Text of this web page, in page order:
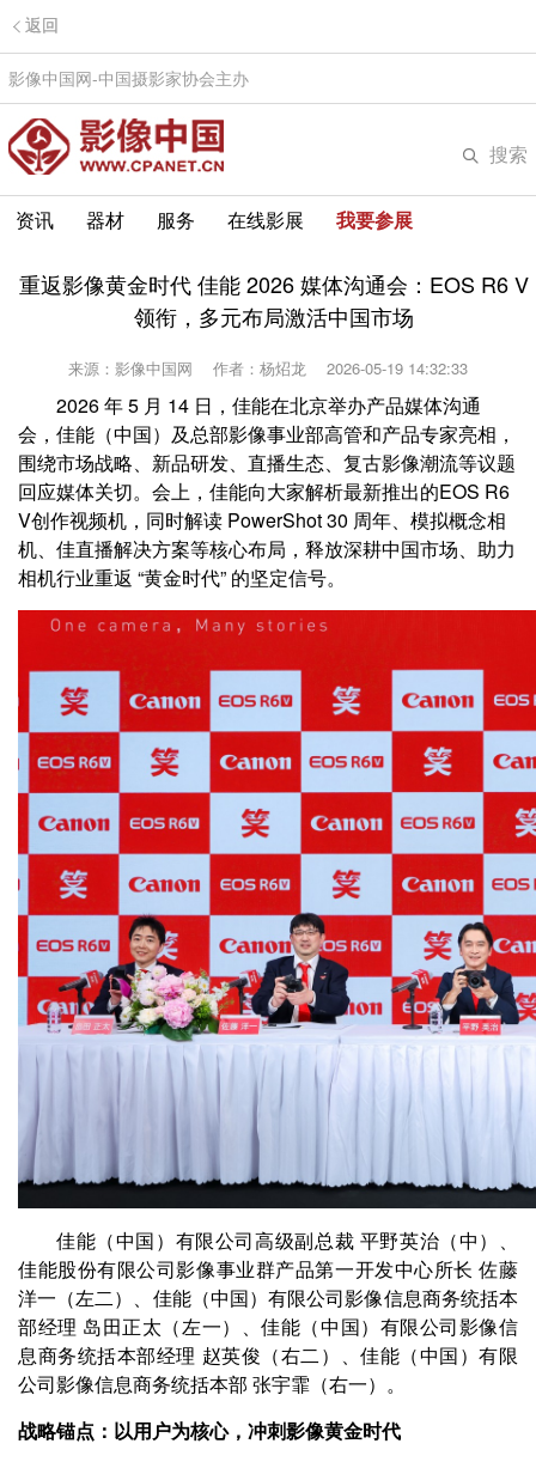
返回
影像中国网-中国摄影家协会主办
搜索
资讯 器材 服务 在线影展 我要参展
重返影像黄金时代 佳能 2026 媒体沟通会：EOS R6 V
领衔，多元布局激活中国市场
来源：影像中国网 作者：杨炤龙 2026-05-19 14:32:33
2026 年 5 月 14 日，佳能在北京举办产品媒体沟通
会，佳能（中国）及总部影像事业部高管和产品专家亮相，
围绕市场战略、新品研发、直播生态、复古影像潮流等议题
回应媒体关切。会上，佳能向大家解析最新推出的EOS R6
V创作视频机，同时解读 PowerShot 30 周年、模拟概念相
机、佳直播解决方案等核心布局，释放深耕中国市场、助力
相机行业重返 “黄金时代” 的坚定信号。
佳能（中国）有限公司高级副总裁 平野英治（中）、
佳能股份有限公司影像事业群产品第一开发中心所长 佐藤
洋一（左二）、佳能（中国）有限公司影像信息商务统括本
部经理 岛田正太（左一）、佳能（中国）有限公司影像信
息商务统括本部经理 赵英俊（右二）、佳能（中国）有限
公司影像信息商务统括本部 张宇霏（右一）。
战略锚点：以用户为核心，冲刺影像黄金时代